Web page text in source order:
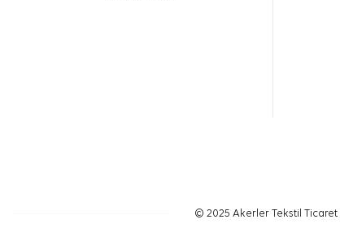
© 2025 Akerler Tekstil Ticaret